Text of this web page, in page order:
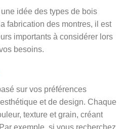
idée des types de bois
fabrication des montres, il est
importants à considérer lors
besoins.
sur vos préférences
et de design. Chaque
texture et grain, créant